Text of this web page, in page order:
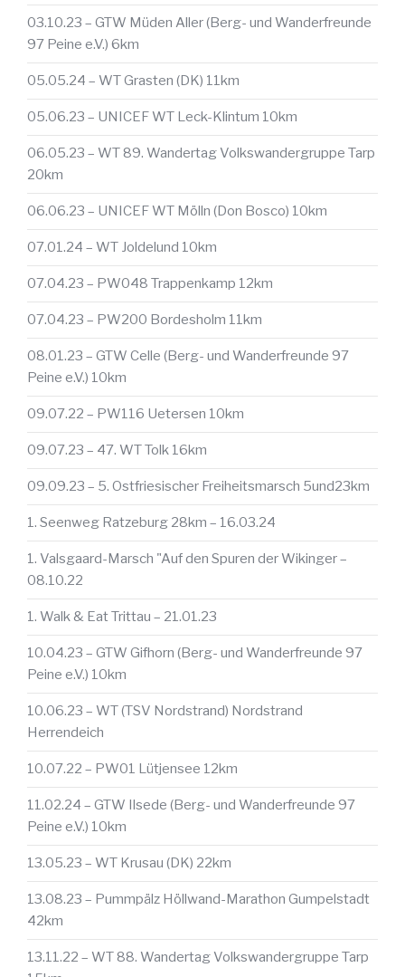
03.10.23 – GTW Müden Aller (Berg- und Wanderfreunde
97 Peine e.V.) 6km
05.05.24 – WT Grasten (DK) 11km
05.06.23 – UNICEF WT Leck-Klintum 10km
06.05.23 – WT 89. Wandertag Volkswandergruppe Tarp
20km
06.06.23 – UNICEF WT Mölln (Don Bosco) 10km
07.01.24 – WT Joldelund 10km
07.04.23 – PW048 Trappenkamp 12km
07.04.23 – PW200 Bordesholm 11km
08.01.23 – GTW Celle (Berg- und Wanderfreunde 97
Peine e.V.) 10km
09.07.22 – PW116 Uetersen 10km
09.07.23 – 47. WT Tolk 16km
09.09.23 – 5. Ostfriesischer Freiheitsmarsch 5und23km
1. Seenweg Ratzeburg 28km – 16.03.24
1. Valsgaard-Marsch "Auf den Spuren der Wikinger –
08.10.22
1. Walk & Eat Trittau – 21.01.23
10.04.23 – GTW Gifhorn (Berg- und Wanderfreunde 97
Peine e.V.) 10km
10.06.23 – WT (TSV Nordstrand) Nordstrand
Herrendeich
10.07.22 – PW01 Lütjensee 12km
11.02.24 – GTW Ilsede (Berg- und Wanderfreunde 97
Peine e.V.) 10km
13.05.23 – WT Krusau (DK) 22km
13.08.23 – Pummpälz Höllwand-Marathon Gumpelstadt
42km
13.11.22 – WT 88. Wandertag Volkswandergruppe Tarp